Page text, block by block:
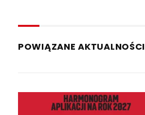
POWIĄZANE AKTUALNOŚCI